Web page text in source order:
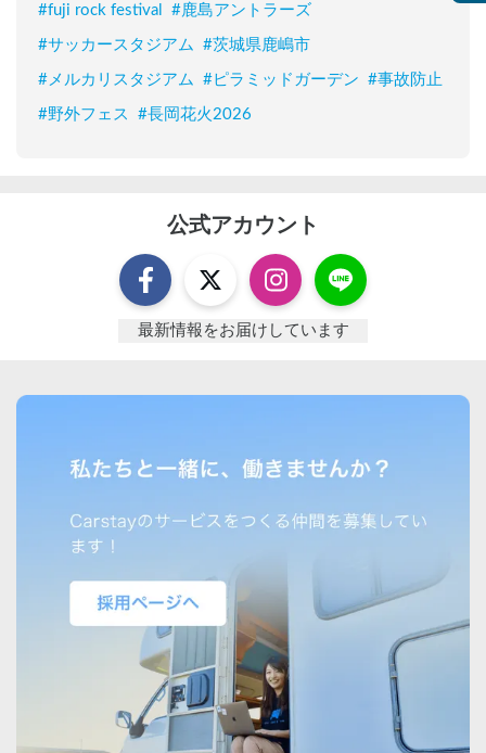
#fuji rock festival #鹿島アントラーズ
#サッカースタジアム #茨城県鹿嶋市
# メルカリスタジアム #ピラミッドガーデン #事故防止
#野外フェス #長岡花火2026
公式アカウント
最新情報をお届けしています